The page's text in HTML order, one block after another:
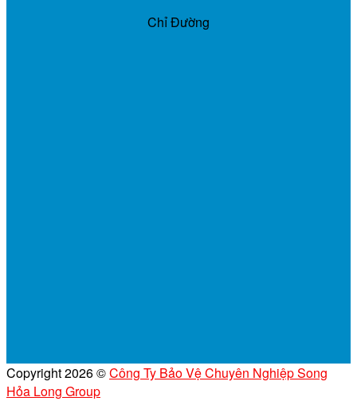
Chỉ Đường
Copyright 2026 ©Công Ty Bảo Vệ Chuyên Nghiệp Song
Hỏa Long Group